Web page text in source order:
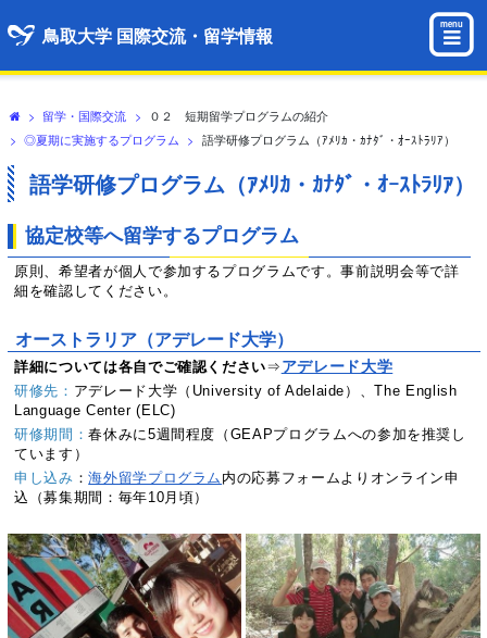
鳥取大学 国際交流・留学情報 menu
> 留学・国際交流 >
０２ 短期留学プログラムの紹介
> ◎夏期に実施するプログラム > 語学研修プログラム（ｱﾒﾘｶ・ｶﾅﾀﾞ・ｵｰｽﾄﾗﾘｱ）
語学研修プログラム（ｱﾒﾘｶ・ｶﾅﾀﾞ・ｵｰｽﾄﾗﾘｱ）
協定校等へ留学するプログラム
原則、希望者が個人で参加するプログラムです。事前説明会等で詳
細を確認してください。
オーストラリア（アデレード大学）
詳細については各自でご確認ください⇒ アデレード大学
研修先： アデレード大学（University of Adelaide）、The English
Language Center (ELC)
研修期間：春休みに5週間程度（GEAPプログラムへの参加を推奨し
ています）
申し込み ：海外留学プログラム 内の応募フォームよりオンライン申
込（募集期間：毎年10月頃）